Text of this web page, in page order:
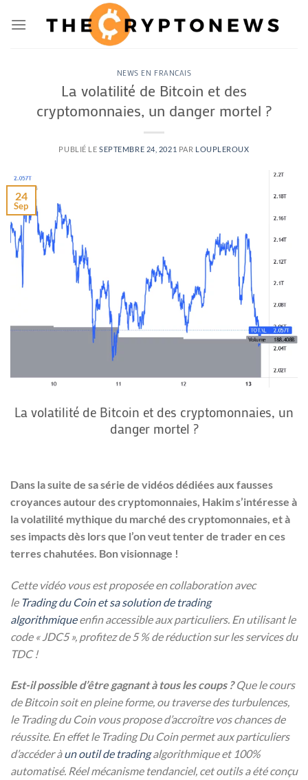
NEWS EN FRANCAIS
La volatilité de Bitcoin et des
cryptomonnaies, un danger mortel ?
PUBLIÉ LESEPTEMBRE 24, 2021 PAR LOUPLEROUX
24
Sep
La volatilité de Bitcoin et des cryptomonnaies, un
danger mortel ?
Dans la suite de sa série de vidéos dédiées aux fausses
croyances autour des cryptomonnaies, Hakim s’intéresse à
la volatilité mythique du marché des cryptomonnaies, et à
ses impacts dès lors que l’on veut tenter de trader en ces
terres chahutées. Bon visionnage !
Cette vidéo vous est proposée en collaboration avec
le Trading du Coin et sa solution de trading
algorithmiqueenfin accessible aux particuliers. En utilisant le
code « JDC5 », profitez de 5 % de réduction sur les services du
TDC !
Est-il possible d’être gagnant à tous les coups ?Que le cours
de Bitcoin soit en pleine forme, ou traverse des turbulences,
le Trading du Coin vous propose d’accroître vos chances de
réussite. En effet le Trading Du Coin permet aux particuliers
d’accéder àun outil de tradingalgorithmique et 100%
automatisé. Réel mécanisme tendanciel, cet outils a été conçu